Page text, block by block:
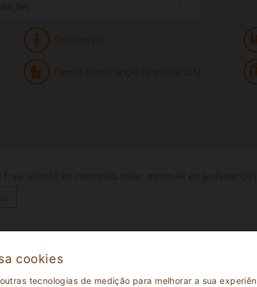
cookies
tecnologias de medição para melhorar a sua
Solteiros (4)
Família com crianças pequenas (35)
fraai uitzicht en zwembad, maar minimale en gedateerde
owners was there to help and treated us the best.”